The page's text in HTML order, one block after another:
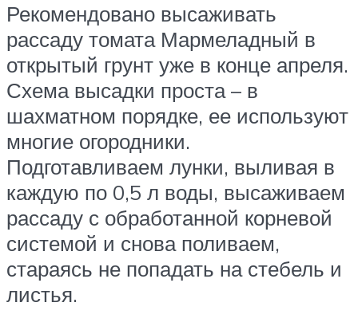
Рекомендовано высаживать
рассаду томата Мармеладный в
открытый грунт уже в конце апреля.
Схема высадки проста – в
шахматном порядке, ее используют
многие огородники.
Подготавливаем лунки, выливая в
каждую по 0,5 л воды, высаживаем
рассаду с обработанной корневой
системой и снова поливаем,
стараясь не попадать на стебель и
листья.